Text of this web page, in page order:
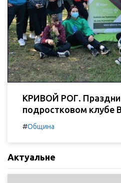
КРИВОЙ РОГ.
подростковом клубе
#Община
Актуальне